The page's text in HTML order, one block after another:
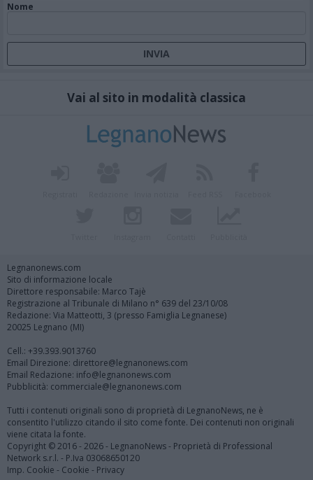
Nome
Vai al sito in modalità classica
Legnanonews.com
Sito di informazione locale
Direttore responsabile: Marco Tajè
Registrazione al Tribunale di Milano n° 639 del 23/10/08
Redazione: Via Matteotti, 3 (presso Famiglia Legnanese)
20025 Legnano (MI)
Cell.: +39.393.9013760
Email Direzione: direttore@legnanonews.com
Email Redazione: info@legnanonews.com
Pubblicità: commerciale@legnanonews.com
Tutti i contenuti originali sono di proprietà di LegnanoNews, ne è
consentito l'utilizzo citando il sito come fonte. Dei contenuti non originali
viene citata la fonte.
Copyright © 2016 - 2026 - LegnanoNews - Proprietà di Professional
Network s.r.l. - P.Iva 03068650120
Imp. Cookie - Cookie - Privacy